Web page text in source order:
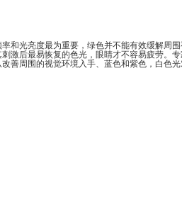
度最为重要，绿色并不能有效缓解周围
最易恢复的色光，眼睛才不容易疲劳。专家
善周围的视觉环境入手、蓝色和紫色，